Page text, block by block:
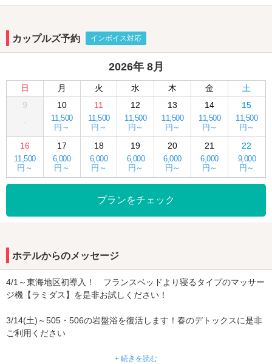
デートコースでリーズナブルにご利用いただけます。
カップルズ予約 インボイス対応
2026年 8月
日 月 火 水 木 金
土
9
-
10
11,500
円～
11
11,500
円～
12
11,500
円～
13
11,500
円～
14
11,500
円～
15
11,500
円～
16
11,500
円～
17
6,000
円～
18
6,000
円～
19
6,000
円～
20
6,000
円～
21
6,000
円～
22
9,000
円～
プランをチェック
ホテルからのメッセージ
4/1～東海地区初導入！ フランスベッドより寝るタイプのマッサー
ジ機【ラミダス】を是非お試しください！
3/14(土)～505・506の岩盤浴を復活します！春のデトックスに是非
ご利用ください
コスパ最強！新システム料金！+ 続きを読む